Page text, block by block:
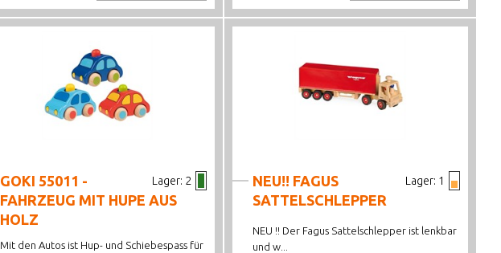
Lager: 2
GOKI 55011 -
FAHRZEUG MIT HUPE AUS
HOLZ
Mit den Autos ist Hup- und Schiebespass für
Lager: 1
NEU!! FAGUS
SATTELSCHLEPPER
NEU !! Der Fagus Sattelschlepper ist lenkbar
und w...